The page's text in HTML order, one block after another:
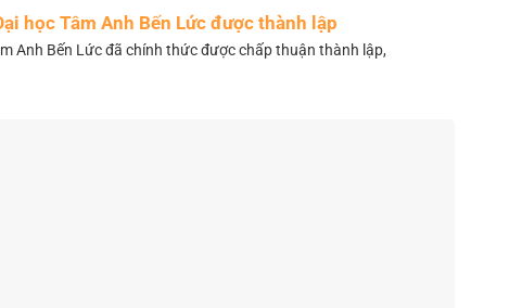
học Tâm Anh Bến Lức được thành lập
Anh Bến Lức đã chính thức được chấp thuận thành lập,